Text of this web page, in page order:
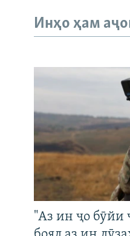
Инҳо ҳам
"Аз ин ҷо бӯйи